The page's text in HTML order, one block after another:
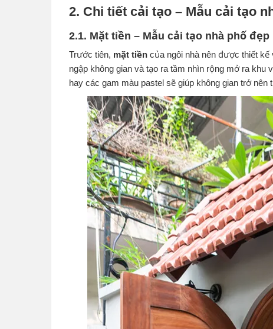
2. Chi tiết cải tạo – Mẫu cải tạo
2.1. Mặt tiền – Mẫu cải tạo nhà phố đẹp
Trước tiên, mặt tiền của ngôi nhà nên được thiết kế
ngập không gian và tạo ra tầm nhìn rộng mở ra
hay các gam màu pastel sẽ giúp không gian trở nên